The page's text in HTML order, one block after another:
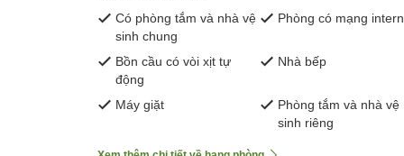
Có phòng tắm và nhà vệ
sinh chung
Phòng có mạng
Bồn cầu có vòi xịt tự
động
Nhà bếp
Máy giặt
Phòng tắm và nhà vệ
sinh riêng